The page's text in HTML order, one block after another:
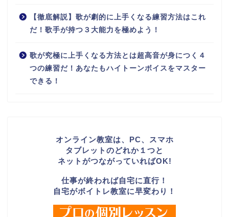
【徹底解説】歌が劇的に上手くなる練習方法はこれ
だ！歌手が持つ３大能力を極めよう！
歌が究極に上手くなる方法とは超高音が身につく４
つの練習だ！あなたもハイトーンボイスをマスター
できる！
オンライン教室は、PC、スマホ
タブレットのどれか１つと
ネットがつながっていればOK!
仕事が終われば自宅に直行！
自宅がボイトレ教室に早変わり！